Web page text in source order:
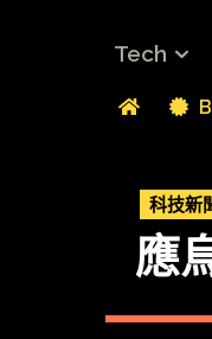
Tech
科技新
應